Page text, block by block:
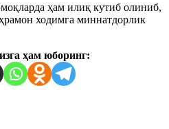
ҳам илиқ кутиб олиниб,
ходимга миннатдорлик
ҳам юборинг: